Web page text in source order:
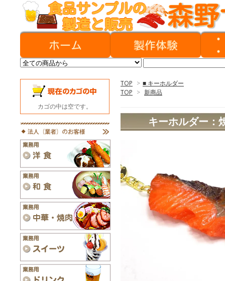
TOP > ■ キーホルダー
TOP > 新商品
キーホルダー：
カゴの中は空です。